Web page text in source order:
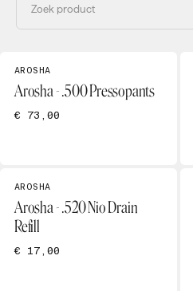
AROSHA
Arosha - .500 Pressopants
€ 73,00
AROSHA
Arosha - .520 Nio Drain
Refill
€ 17,00